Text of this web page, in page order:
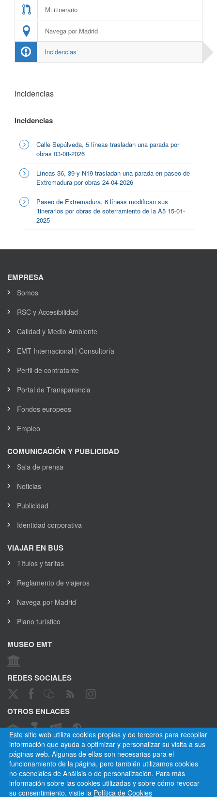
Mi itinerario
Navega por Madrid
Incidencias
Incidencias
Incidencias
Calle Sepúlveda, 5 líneas trasladan una parada por
obras 03-08-2026
Líneas 36, 39 y N19 trasladan una parada en paseo de
Extremadura por obras 24-04-2026
Paseo de Extremadura, 6 líneas modifican sus
itinerarios por obras de soterramiento de la A5 15-01-
2025
Este sitio web utiliza cookies propias y de terceros para recopilar
información que ayuda a optimizar y personalizar su visita a sus
páginas web. Algunas de ellas son necesarias para el
funcionamiento de la página, pero también utilizamos cookies
no esenciales de Análisis o de personalización. Para más
información sobre las cookies utilizadas y sobre cómo revocar
su consentimiento, visite la Política de Cookies
EMPRESA
Somos
RSC y Accesibilidad
Calidad y Medio Ambiente
EMT Internacional | Consultoría
Perfil de contratante
Portal de Transparencia
Fondos europeos
Empleo
COMUNICACIÓN Y PUBLICIDAD
Sala de prensa
Noticias
Publicidad
Identidad corporativa
VIAJAR EN BUS
Títulos y tarifas
Reglamento de viajeros
Navega por Madrid
Plano turístico
MUSEO EMT
REDES SOCIALES
OTROS ENLACES
CANAL ÉTICO